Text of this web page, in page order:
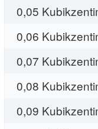
0,05
0,06
0,07
0,08
0,09